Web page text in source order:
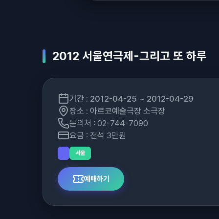
2012 서울연극제-그리고 또 하루
기간 : 2012-04-25 ~ 2012-04-29
장소 : 아르코예술극장 소극장
문의처 : 02-744-7090
요금 : 전석 3만원
서울
예매하기